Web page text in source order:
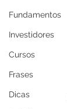
Fundamentos
Investidores
Cursos
Frases
Dicas